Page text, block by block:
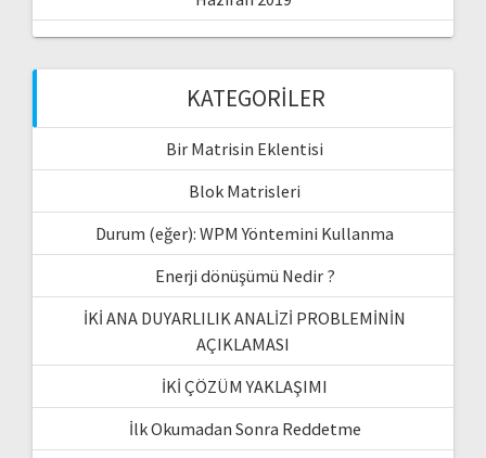
KATEGORILER
Bir Matrisin Eklentisi
Blok Matrisleri
Durum (eğer): WPM Yöntemini Kullanma
Enerji dönüşümü Nedir ?
İKİ ANA DUYARLILIK ANALİZİ PROBLEMİNİN
AÇIKLAMASI
İKİ ÇÖZÜM YAKLAŞIMI
İlk Okumadan Sonra Reddetme